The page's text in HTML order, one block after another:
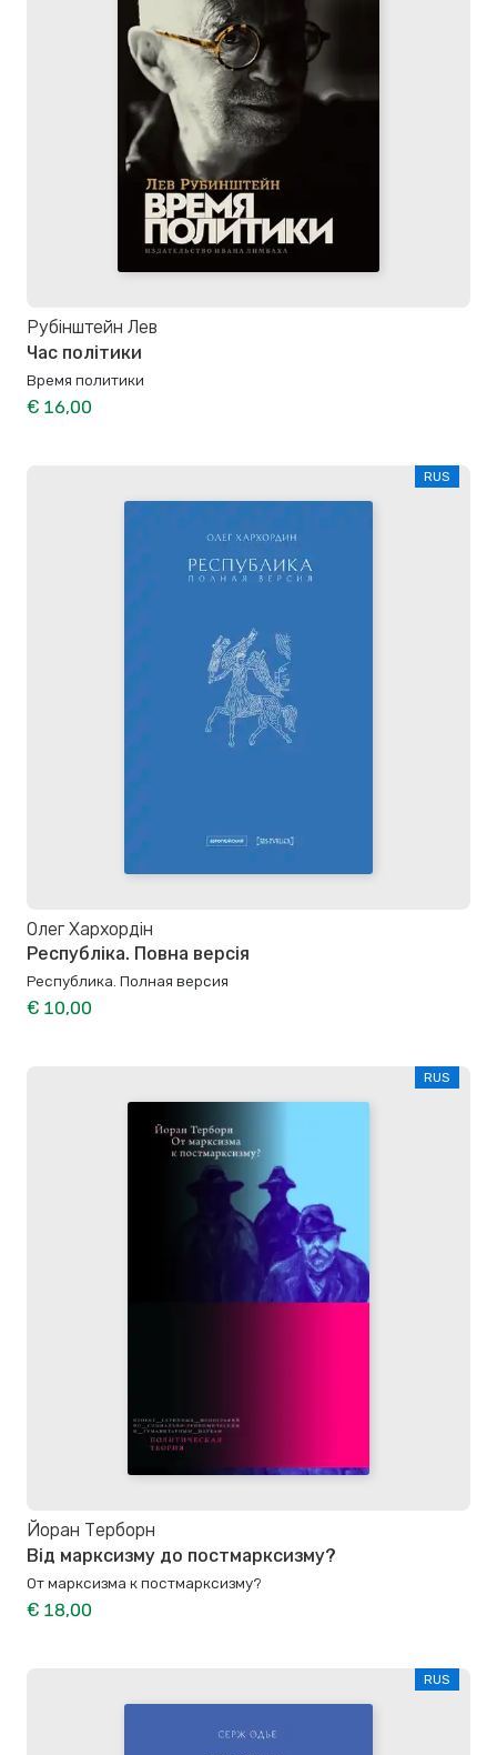
Рубінштейн Лев
Час політики
Время политики
€ 16,00
RUS
Олег Хархордін
Республіка. Повна версія
Республика. Полная версия
€ 10,00
RUS
Йоран Терборн
Від марксизму до постмарксизму?
От марксизма к постмарксизму?
€ 18,00
RUS